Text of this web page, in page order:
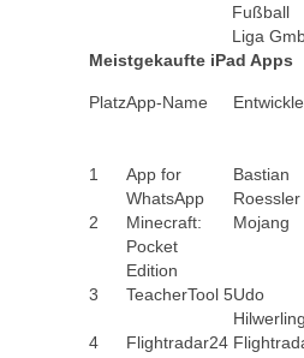
Fußball
Liga
Meistgekaufte iPad Apps
PlatzApp-Name
1
App for
WhatsApp
Bastian
Roessler
2
Minecraft:
Pocket
Edition
Mojang
3 TeacherTool 5Udo
Hilwerling
4
Flightradar24